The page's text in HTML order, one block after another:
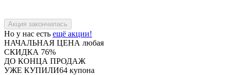
Но у нас есть ещё акции!
НАЧАЛЬНАЯ ЦЕНА любая
СКИДКА 76%
ДО КОНЦА ПРОДАЖ
УЖЕ КУПИЛИ64 купона